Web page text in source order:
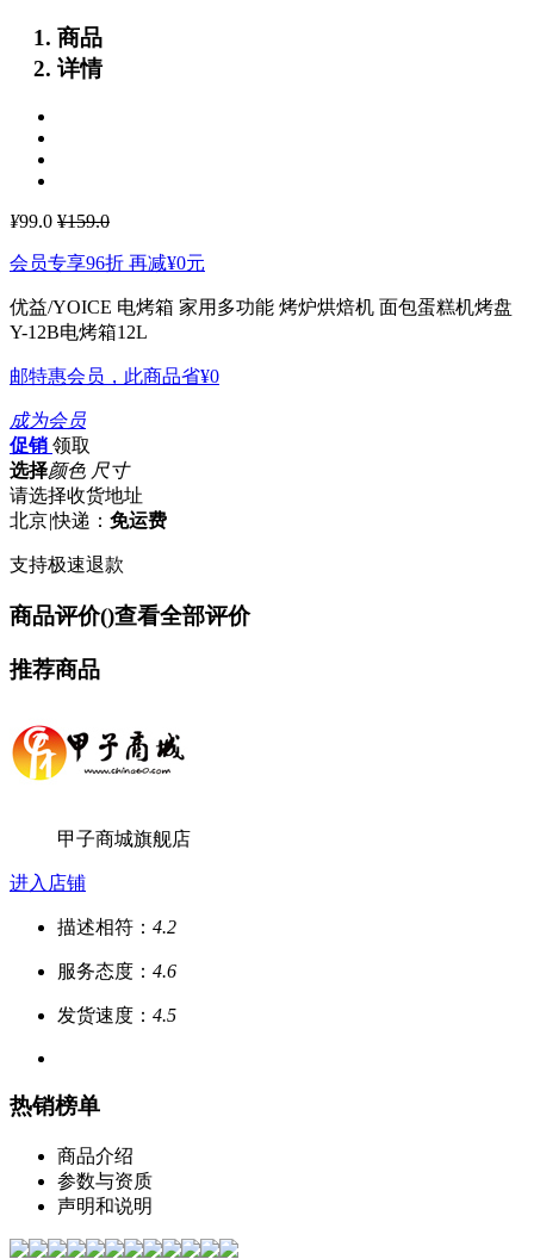
商品
详情
¥99.0 ¥159.0
会员专享96折 再减¥0元
优益/YOICE 电烤箱 家用多功能 烤炉烘焙机 面包蛋糕机烤盘
Y-12B电烤箱12L
邮特惠会员，此商品省¥0
成为会员
促销 领取
选择颜色 尺寸
请选择收货地址
北京|快递： 免运费
支持极速退款
商品评价()查看全部评价
推荐商品
甲子商城旗舰店
进入店铺
描述相符： 4.2
服务态度： 4.6
发货速度： 4.5
热销榜单
商品介绍
参数与资质
声明和说明